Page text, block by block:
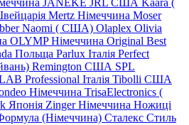
JANEKE JRL США Kaara (
Mertz Німеччина Moser
Naomi ( США) Olaplex Olivia
OLYMP Німеччина Original Best
Польща Parlux Італія Perfect
Remington США SPL
Professional Італія Tibolli США
Німеччина TrisaElectronics (
Японія Zinger Німеччина Ножиці
(Німеччина) Сталекс Стиль